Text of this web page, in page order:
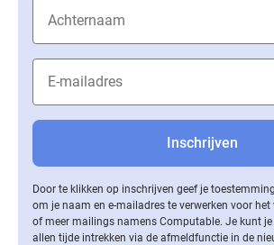
Door te klikken op inschrijven geef je
om je naam en e-mailadres te verwerken voor het
of meer mailings namens Computable. Je kunt
allen tijde intrekken via de af­meld­func­tie in de